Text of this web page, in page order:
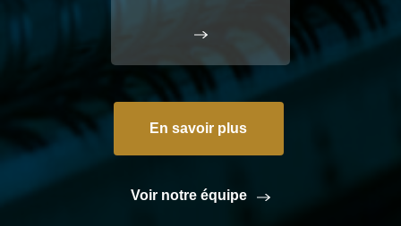
En savoir plus
Voir notre équipe